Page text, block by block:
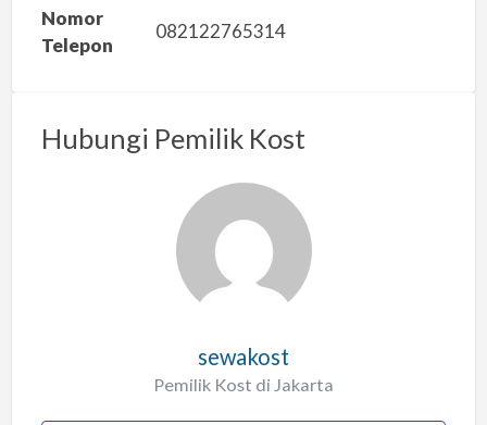
h
Nomor
Telepon
082122765314
Hubungi Pemilik Kost
sewakost
Pemilik Kost di Jakarta